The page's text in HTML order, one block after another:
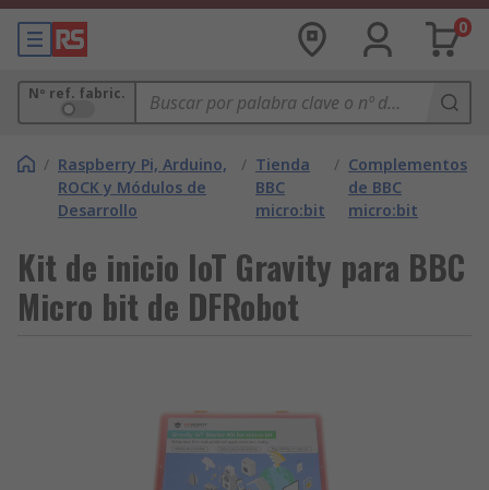
0
Nº ref. fabric.
/ Raspberry Pi, Arduino,
ROCK y Módulos de
Desarrollo
/ Tienda
BBC
micro:bit
/ Complementos
de BBC
micro:bit
Kit de inicio IoT Gravity para BBC
Micro bit de DFRobot